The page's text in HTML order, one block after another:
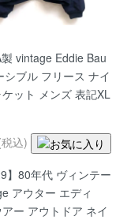
vintage Eddie Bau
シブル フリース ナイ
ケット メンズ 表記XL
込)
】80年代 ヴィンテー
アウター エディ
ー アウトドア ネイ